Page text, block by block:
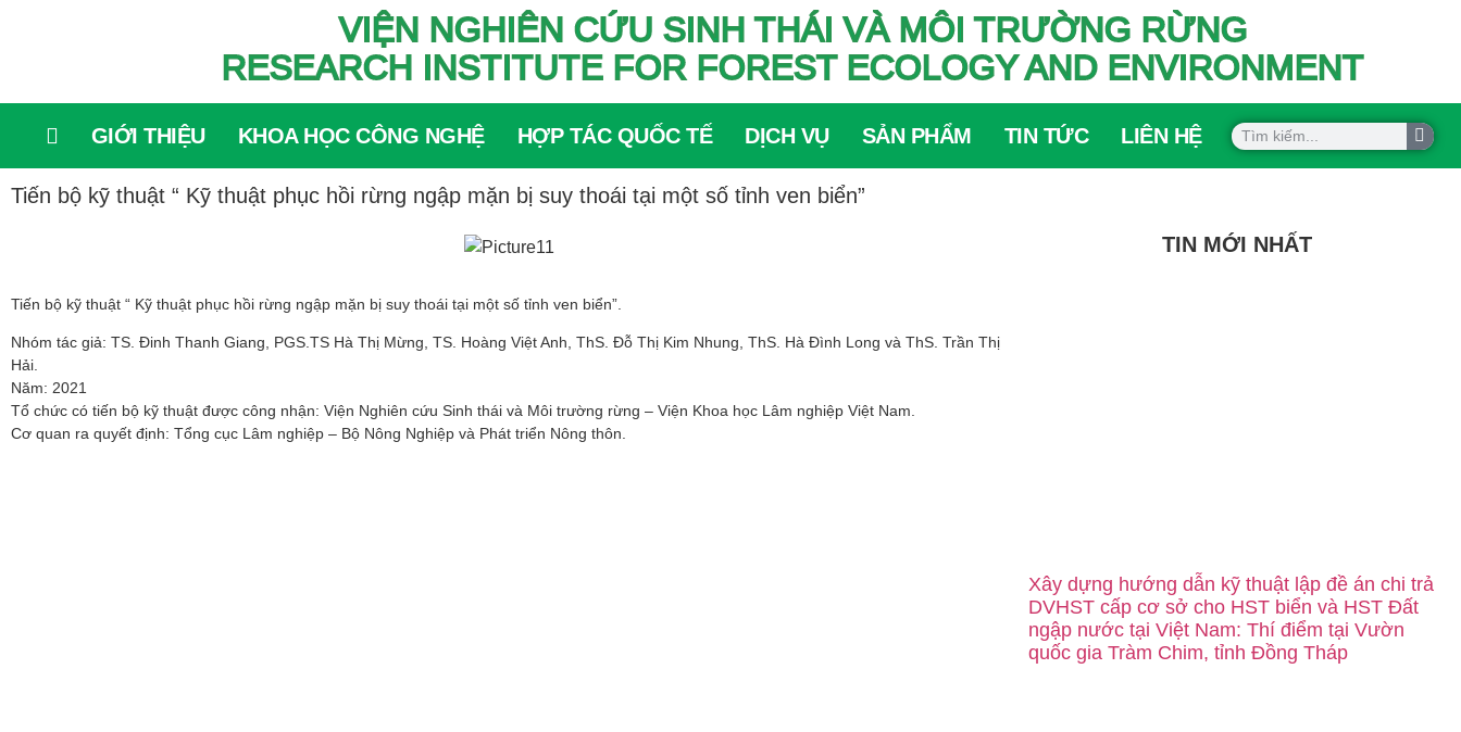
VIỆN NGHIÊN CỨU SINH THÁI VÀ MÔI TRƯỜNG RỪNG
RESEARCH INSTITUTE FOR FOREST ECOLOGY AND ENVIRONMENT
GIỚI THIỆU KHOA HỌC CÔNG NGHỆ HỢP TÁC QUỐC TẾ DỊCH VỤ SẢN PHẨM TIN TỨC LIÊN HỆ
Tiến bộ kỹ thuật “ Kỹ thuật phục hồi rừng ngập mặn bị suy thoái tại một số tỉnh ven biển”
Tiến bộ kỹ thuật “ Kỹ thuật phục hồi rừng ngập mặn bị suy thoái tại một số tỉnh ven biển”.
Nhóm tác giả: TS. Đinh Thanh Giang, PGS.TS Hà Thị Mừng, TS. Hoàng Việt Anh, ThS. Đỗ Thị Kim Nhung, ThS. Hà Đình Long và ThS. Trần Thị
Hải.
Năm: 2021
Tổ chức có tiến bộ kỹ thuật được công nhận: Viện Nghiên cứu Sinh thái và Môi trường rừng – Viện Khoa học Lâm nghiệp Việt Nam.
Cơ quan ra quyết định: Tổng cục Lâm nghiệp – Bộ Nông Nghiệp và Phát triển Nông thôn.
TIN MỚI NHẤT
Xây dựng hướng dẫn kỹ thuật lập đề án chi trả
DVHST cấp cơ sở cho HST biển và HST Đất
ngập nước tại Việt Nam: Thí điểm tại Vườn
quốc gia Tràm Chim, tỉnh Đồng Tháp